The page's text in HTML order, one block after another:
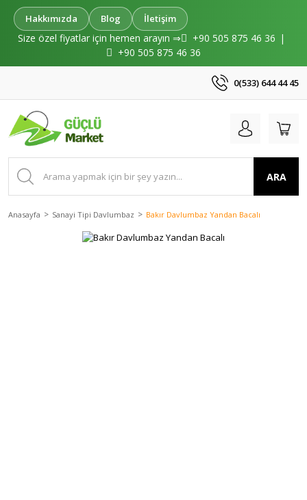
Hakkımızda Blog İletişim
Size özel fiyatlar için hemen arayın ⇒ +90 505 875 46 36 |
+90 505 875 46 36
0(533) 644 44 45
ARA
Anasayfa Sanayi Tipi Davlumbaz Bakır Davlumbaz Yandan Bacalı